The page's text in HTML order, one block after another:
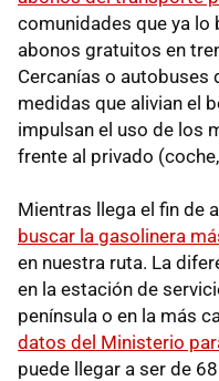
comunidades que ya lo
abonos gratuitos en
Cercanías o autobuses
medidas que alivian el
impulsan el uso de los
frente al privado
Mientras llega el fin de
buscar la gasolinera
en nuestra ruta. La
en la estación de
península o en la más
datos del Ministerio
puede llegar a ser de